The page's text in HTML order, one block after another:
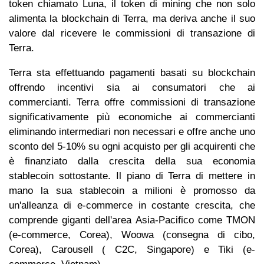
token chiamato Luna, il token di mining che non solo
alimenta la blockchain di Terra, ma deriva anche il suo
valore dal ricevere le commissioni di transazione di
Terra.
Terra sta effettuando pagamenti basati su blockchain
offrendo incentivi sia ai consumatori che ai
commercianti. Terra offre commissioni di transazione
significativamente più economiche ai commercianti
eliminando intermediari non necessari e offre anche uno
sconto del 5-10% su ogni acquisto per gli acquirenti che
è finanziato dalla crescita della sua economia
stablecoin sottostante. Il piano di Terra di mettere in
mano la sua stablecoin a milioni è promosso da
un'alleanza di e-commerce in costante crescita, che
comprende giganti dell'area Asia-Pacifico come TMON
(e-commerce, Corea), Woowa (consegna di cibo,
Corea), Carousell ( C2C, Singapore) e Tiki (e-